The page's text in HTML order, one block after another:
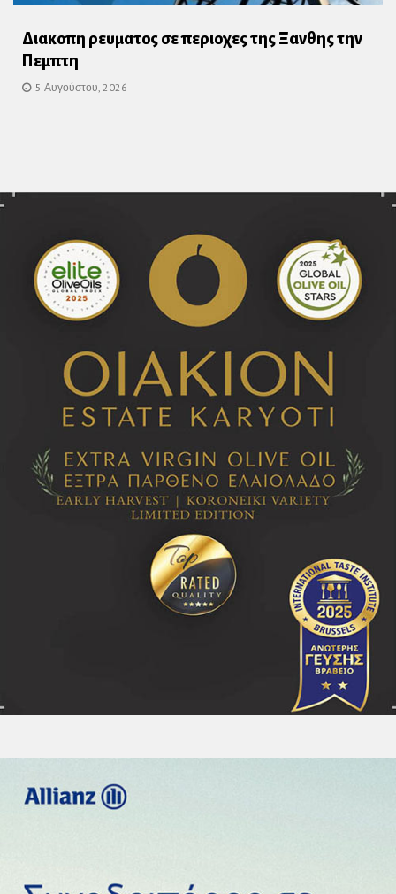
Διακοπη ρευματος σε περιοχες της Ξανθης την
Πεμπτη
5 Αυγούστου, 2026